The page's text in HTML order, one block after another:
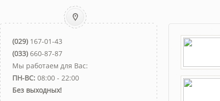
(029) 167-01-43
(033) 660-87-87
Мы работаем для Вас:
ПН-ВС: 08:00 - 22:00
Без выходных!